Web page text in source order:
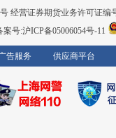
经营证券期货业务许可证编
案号:沪ICP备05006054号-11
告服务 供应商平台